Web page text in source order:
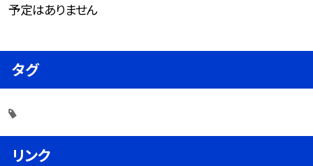
予定はありません
タグ
リンク